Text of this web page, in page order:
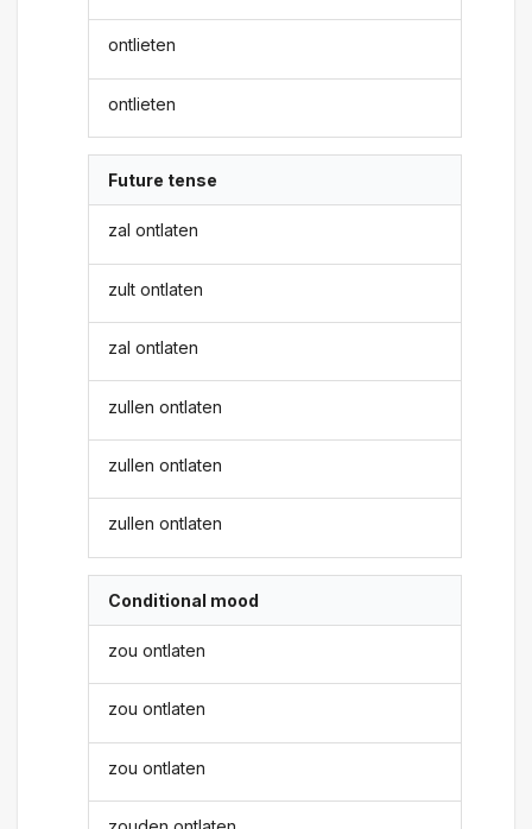
ontlieten
ontlieten
Future tense
zal ontlaten
zult ontlaten
zal ontlaten
zullen ontlaten
zullen ontlaten
zullen ontlaten
Conditional mood
zou ontlaten
zou ontlaten
zou ontlaten